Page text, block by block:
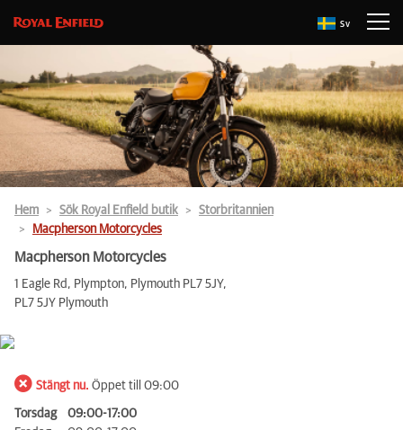
Sv
Hem Sök Royal Enfield butik
Storbritannien
Macpherson Motorcycles
Macpherson Motorcycles
1 Eagle Rd, Plympton, Plymouth PL7 5JY,
PL7 5JY Plymouth
Stängt nu. Öppet till 09:00
Torsdag
09:00-17:00